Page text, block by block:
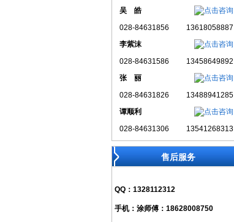
吴 皓
028-84631856
13618058887
李紫沫
028-84631586
13458649892
张 丽
028-84631826
13488941285
谭顺利
028-84631306
13541268313
售后服务
QQ： 1328112312
手机： 涂师傅：18628008750